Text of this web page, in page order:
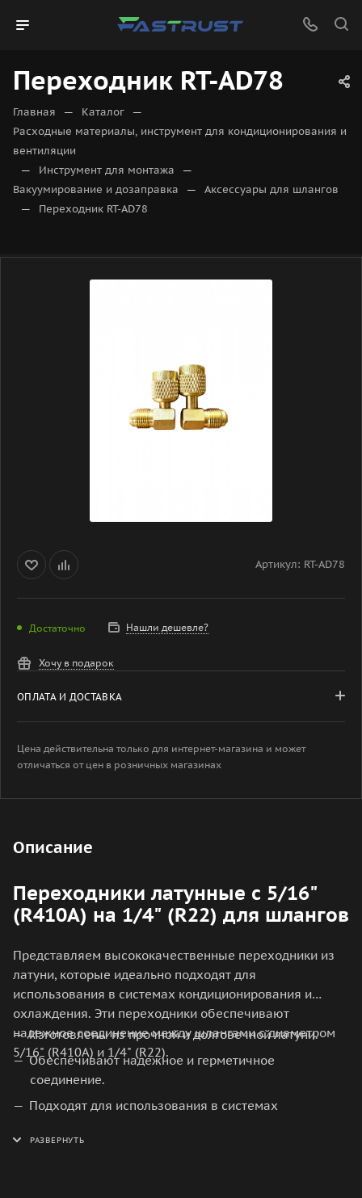
Переходник RT-AD78
Главная — Каталог —
Расходные материалы, инструмент для кондиционирования и
вентиляции
— Инструмент для монтажа —
Вакуумирование и дозаправка — Аксессуары для шлангов
— Переходник RT-AD78
Артикул: RT-AD78
Достаточно Нашли дешевле?
Хочу в подарок
ОПЛАТА И ДОСТАВКА
Цена действительна только для интернет-магазина и может
отличаться от цен в розничных магазинах
Описание
Переходники латунные с 5/16"
(R410A) на 1/4" (R22) для шлангов
Представляем высококачественные переходники из
латуни, которые идеально подходят для
использования в системах кондиционирования и
охлаждения. Эти переходники обеспечивают
надежное соединение между шлангами с диаметром
5/16" (R410A) и 1/4" (R22).
Изготовлены из прочной и долговечной латуни.
Обеспечивают надежное и герметичное
соединение.
Подходят для использования в системах